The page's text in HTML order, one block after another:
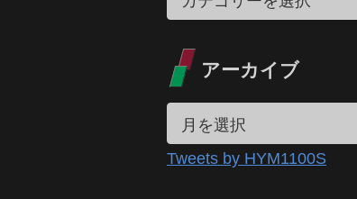
アーカイブ
Tweets by HYM1100S